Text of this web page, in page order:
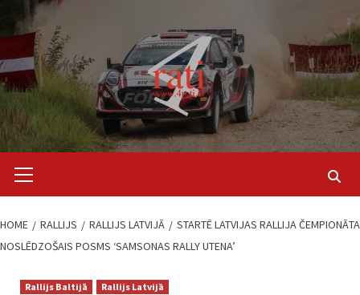
content
Menu
HOME RALLIJS RALLIJS LATVIJĀ
STARTĒ LATVIJAS RALLIJA ČEMPIONĀTA
NOSLĒDZOŠAIS POSMS ‘SAMSONAS RALLY UTENA’
Rallijs Baltijā Rallijs Latvijā